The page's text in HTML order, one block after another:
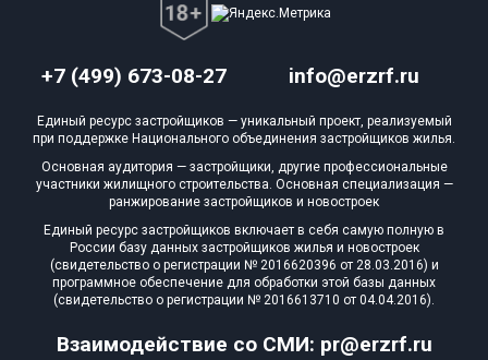
+7 (499) 673-08-27 info@erzrf.ru
Взаимодействие со СМИ: pr@erzrf.ru
Единый ресурс застройщиков — уникальный проект, реализуемый
при поддержке Национального объединения застройщиков жилья.
Основная аудитория — застройщики, другие профессиональные
участники жилищного строительства. Основная специализация —
ранжирование застройщиков и новостроек
Единый ресурс застройщиков включает в себя самую полную в
России базу данных застройщиков жилья и новостроек
(свидетельство о регистрации № 2016620396 от 28.03.2016) и
программное обеспечение для обработки этой базы данных
(свидетельство о регистрации № 2016613710 от 04.04.2016).